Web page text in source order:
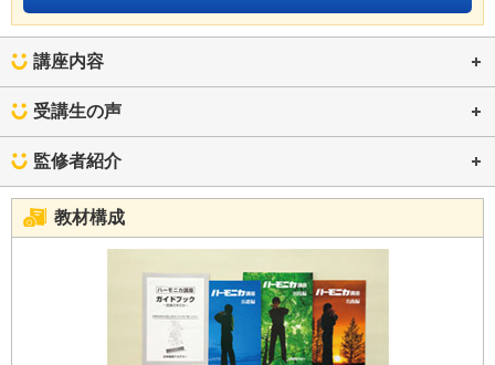
講座内容
受講生の声
監修者紹介
教材構成